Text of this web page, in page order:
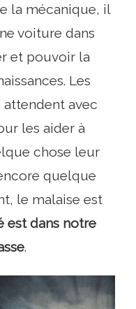
la mécanique, il
voiture dans
et pouvoir la
Les
avec
les aider à
chose leur
quelque
le malaise est
est dans notre
.